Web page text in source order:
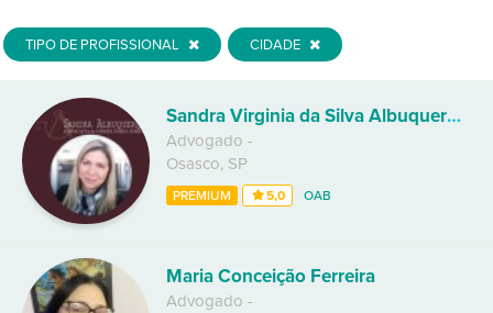
TIPO DE PROFISSIONAL CIDADE
Sandra Virginia da Silva Albuquerque
Advogado -
Osasco, SP
PREMIUM 5,0 OAB
Maria Conceição Ferreira
Advogado -